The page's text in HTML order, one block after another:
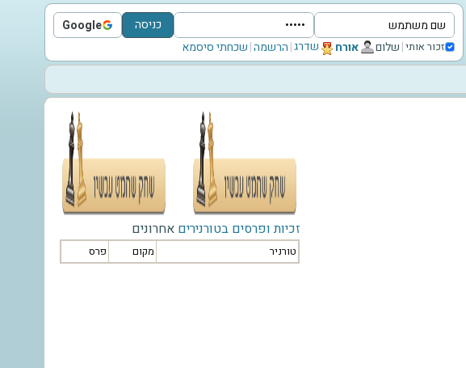
כניסה Google
Sign in with Google
זכור אותי|שלום ‫אורח‬ שדרג|הרשמה|שכחתי סיסמא
זכיות ופרסים בטורנירים אחרונים
טורניר מקום פרס